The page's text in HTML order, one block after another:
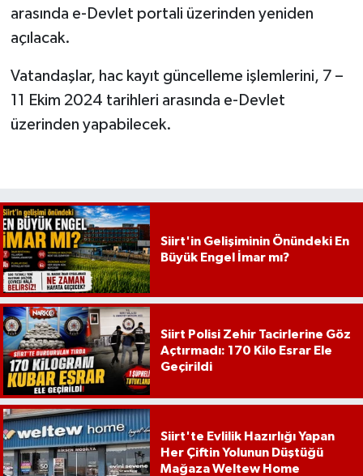
arasında e-Devlet portali üzerinden yeniden
açılacak.
Vatandaşlar, hac kayıt güncelleme işlemlerini, 7 –
11 Ekim 2024 tarihleri arasında e-Devlet
üzerinden yapabilecek.
Siirt'in Gelişiminin Önündeki En
Büyük Engel İmar mı?
Siirt Polisi Zehir Tacirlerine Göz
Açtırmadı: 170 Kilo Esrar Ele
Geçirildi
Siirt'te Evlilik Hazırlığı Yapan
Her Çiftin Yolunun Düştüğü
Mağaza Weltew Home